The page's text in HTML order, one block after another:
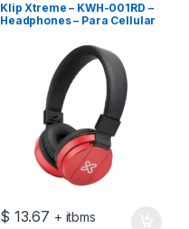
Klip Xtreme – KWH-001RD –
Headphones – Para Cellular
Para Phone / Para Portable
electronics / Para Tablet –
Wireless – 16Hrs – Rojo
$ 13.67 + itbms